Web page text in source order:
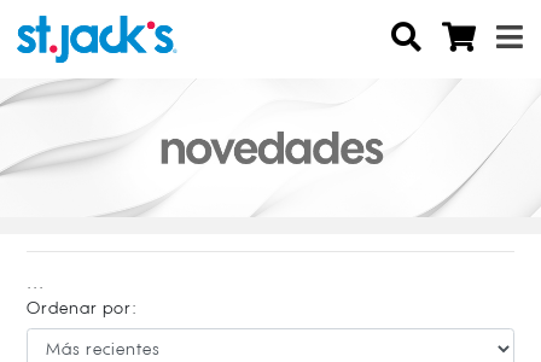
Ordenar por: